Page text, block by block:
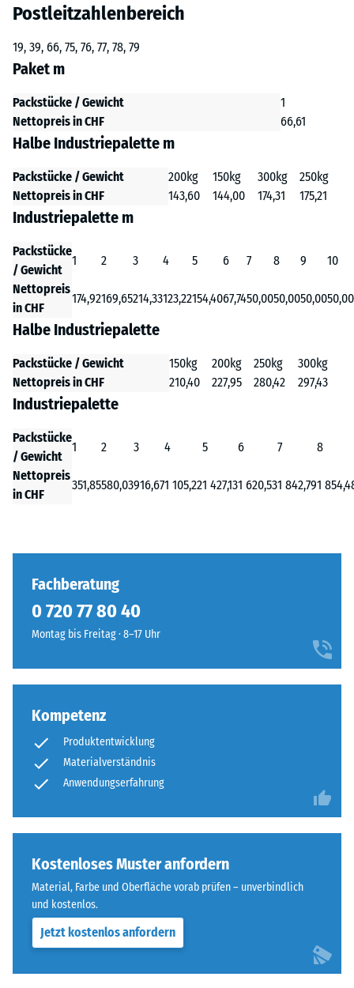
Postleitzahlenbereich
19, 39, 66, 75, 76, 77, 78, 79
Paket m
Packstücke / Gewicht
1
Nettopreis in CHF
66,61
Halbe Industriepalette m
Packstücke / Gewicht 200kg 150kg 300kg
250kg
Nettopreis in CHF
143,60 144,00 174,31 175,21
Industriepalette m
Packstücke
/ Gewicht
1 2 3 4 5 6 7 8 9
10
Nettopreis
in CHF
174,92169,65214,33123,22154,4067,7450,0050,0050,0050,00
Halbe Industriepalette
Packstücke / Gewicht 150kg 200kg 250kg
300kg
Nettopreis in CHF
210,40 227,95 280,42 297,43
Industriepalette
Packstücke
/ Gewicht
1 2 3 4 5 6 7
8
Nettopreis
in CHF
351,85580,03916,671 105,221 427,131 620,531 842,791
Fachberatung
0 720 77 80 40
Montag bis Freitag · 8–17 Uhr
Kompetenz
Produktentwicklung
Materialverständnis
Anwendungserfahrung
Kostenloses Muster anfordern
Material, Farbe und Oberfläche vorab prüfen – unverbindlich
und kostenlos.
Jetzt kostenlos anfordern